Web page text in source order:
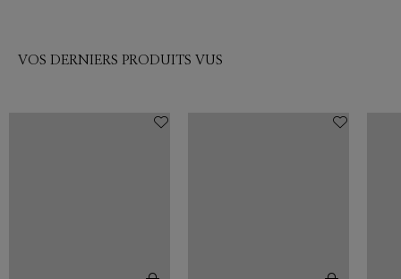
VOS DERNIERS PRODUITS VUS